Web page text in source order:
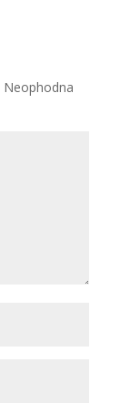
Neophodna